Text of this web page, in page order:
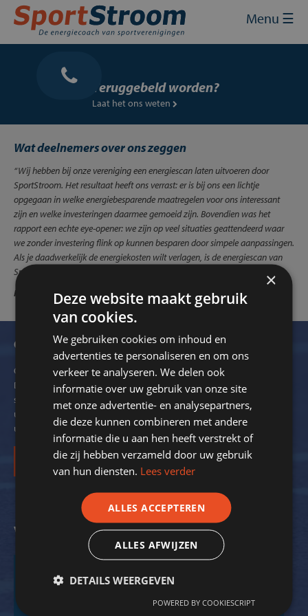
Sluit×
Home
Energie inkopen
Energie opwekken
Financiering en subsidies
Contact
Mijn SportStroom
Skip
content
Menu ☰
Teruggebeld worden?
Laat het ons weten
Wat deelnemers over ons zeggen
“Wij hebben bij onze vereniging een energiescan laten uitvoeren door
SportStroom. Het resultaat heeft ons verrast: er is bij ons een lichtje
opgegaan in welke energiebesparende maatregelen voor ons interessant
zijn en welke investeringen daarmee gemoeid zijn. Bovendien was het
rapport een echte eye-opener: we zijn op veel situaties geattendeerd waar
we zonder investering flink op kunnen besparen door simpele aanpassingen.
Als je daadwerkelijk de energiekosten wilt verlagen, is de energiescan van
SportStroom een prima vertrekpunt! Wij kunnen aan de slag!”
Henk Blom- secretaris Sporting Martinus – Amstelveen 12-01-2017
Ontvang onze nieuwsbrief
Om de 2 maanden verzendt SportStroom een digitale nieuwsbrief.
Dit ter inspiratie en om kennis over energiebesparing bij
sportverenigingen met u te delen. We delen hierin ook voorbeelden
uit de praktijk. Zo krijgt nog meer inzicht in de mogelijkheden voor
uw vereniging.
Inschrijven
Volg ons op social media
×
Deze website maakt gebruik
van cookies.
We gebruiken cookies om inhoud en
advertenties te personaliseren en om ons
verkeer te analyseren. We delen ook
informatie over uw gebruik van onze site
met onze advertentie- en analysepartners,
die deze kunnen combineren met andere
informatie die u aan hen heeft verstrekt of
die zij hebben verzameld door uw gebruik
van hun diensten. Lees verder
ALLES ACCEPTEREN
ALLES AFWIJZEN
DETAILS WEERGEVEN
POWERED BY COOKIESCRIPT